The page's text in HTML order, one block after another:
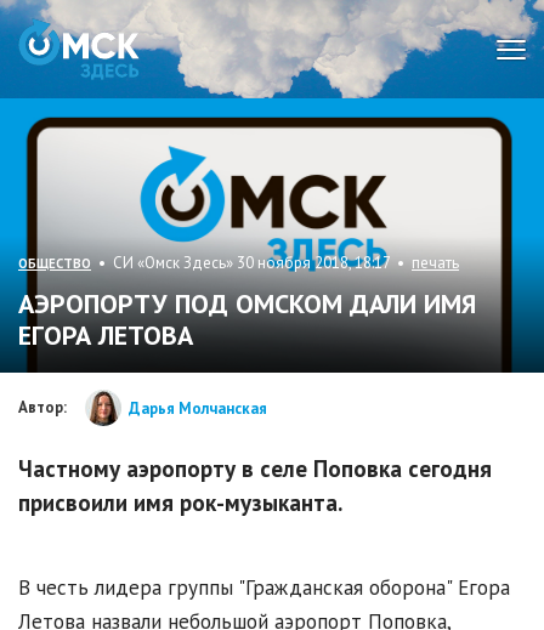
ОБЩЕСТВО • СИ «Омск Здесь» 30 ноября 2018, 18:17 • печать
АЭРОПОРТУ ПОД ОМСКОМ ДАЛИ ИМЯ
ЕГОРА ЛЕТОВА
Автор: Дарья Молчанская
Частному аэропорту в селе Поповка сегодня
присвоили имя рок-музыканта.
В честь лидера группы "Гражданская оборона" Егора
Летова назвали небольшой аэропорт Поповка,